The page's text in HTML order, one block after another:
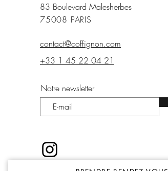
83 Boulevard Malesherbes
75008 PARIS
contact@coffignon.com
+33 1 45 22 04 21
Notre newsletter